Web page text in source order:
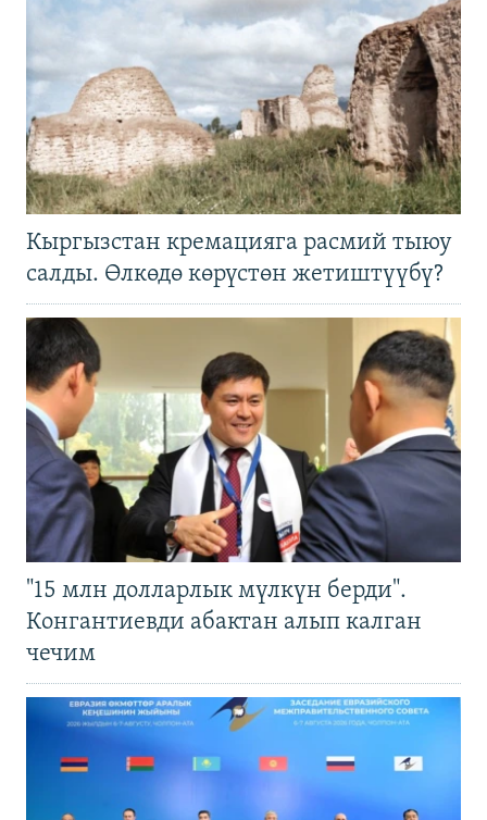
Кыргызстан кремацияга расмий тыюу
салды. Өлкөдө көрүстөн жетиштүүбү?
"15 млн долларлык мүлкүн берди".
Конгантиевди абактан алып калган
чечим